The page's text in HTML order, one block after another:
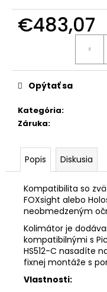
€483,07
Kategória:
Záruka:
Opýtať sa
Popis Diskusia
Kompatibilita so
FOXsight alebo
neobmedzeným
Kolimátor je
kompatibilnými s
HS512-C nasadíte
fixnej montáže s
Vlastnosti:
ú
č
CZ
SCORPION
EVO
125
Pôvodne:
550